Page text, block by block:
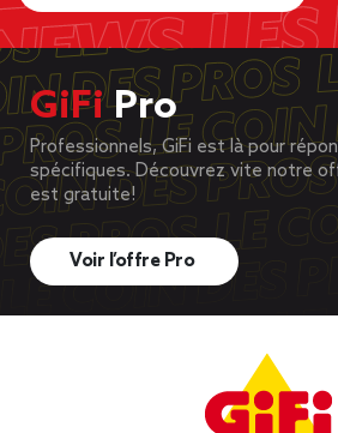
GiFiPro
Professionnels, GiFi est là pour
spécifiques. Découvrez vite notre
est gratuite!
Voir l’offre Pro